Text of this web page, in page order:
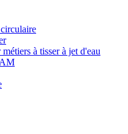
à tisser à jet d'eau